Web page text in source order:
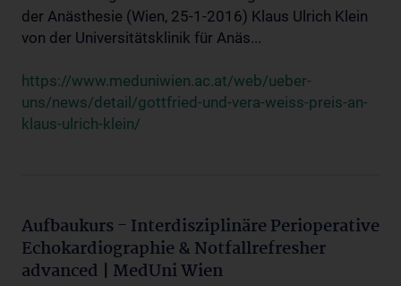
der Anästhesie (Wien, 25-1-2016) Klaus Ulrich Klein
von der Universitätsklinik für Anäs...
https://www.meduniwien.ac.at/web/ueber-
uns/news/detail/gottfried-und-vera-weiss-preis-an-
klaus-ulrich-klein/
Aufbaukurs - Interdisziplinäre Perioperative
Echokardiographie & Notfallrefresher
advanced | MedUni Wien